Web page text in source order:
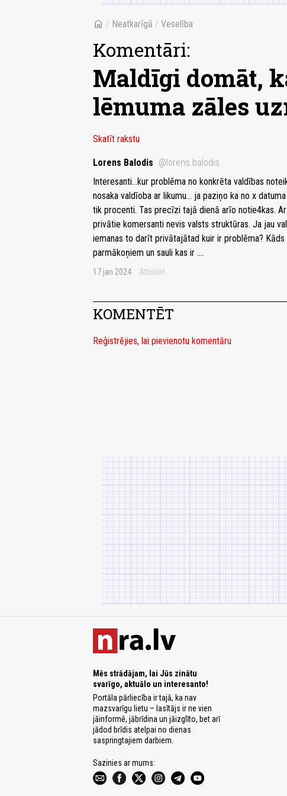
home / Neatkarīgā / Veselība
Komentāri:
Maldīgi domāt,
lēmuma zāles
Skatīt rakstu
Lorens Balodis @lorens.balodis
Interesanti...kur problēma no konkrēta valdības
nosaka valdīoba ar likumu... ja paziņo ka no x
tik procenti. Tas precīzi tajā dienā arīo notie4kas.
privātie komersanti nevis valsts struktūras. Ja jau
iemanas to darīt privātajātad kuir ir problēma?
parmākoņiem un sauli kas ir ....
17.jan 2024 Atbildēt
KOMENTĒT
Reģistrējies, lai pievienotu komentāru
Mēs strādājam, lai Jūs zinātu
svarīgo, aktuālo un interesanto!
Portāla pārliecība ir tajā, ka nav
mazsvarīgu lietu – lasītājs ir ne vien
jāinformē, jābrīdina un jāizglīto, bet arī
jādod brīdis atelpai no dienas
saspringtajiem darbiem.
Sazinies ar mums: